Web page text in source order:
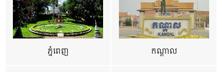
ភ្នំពេញ កណ្តាល